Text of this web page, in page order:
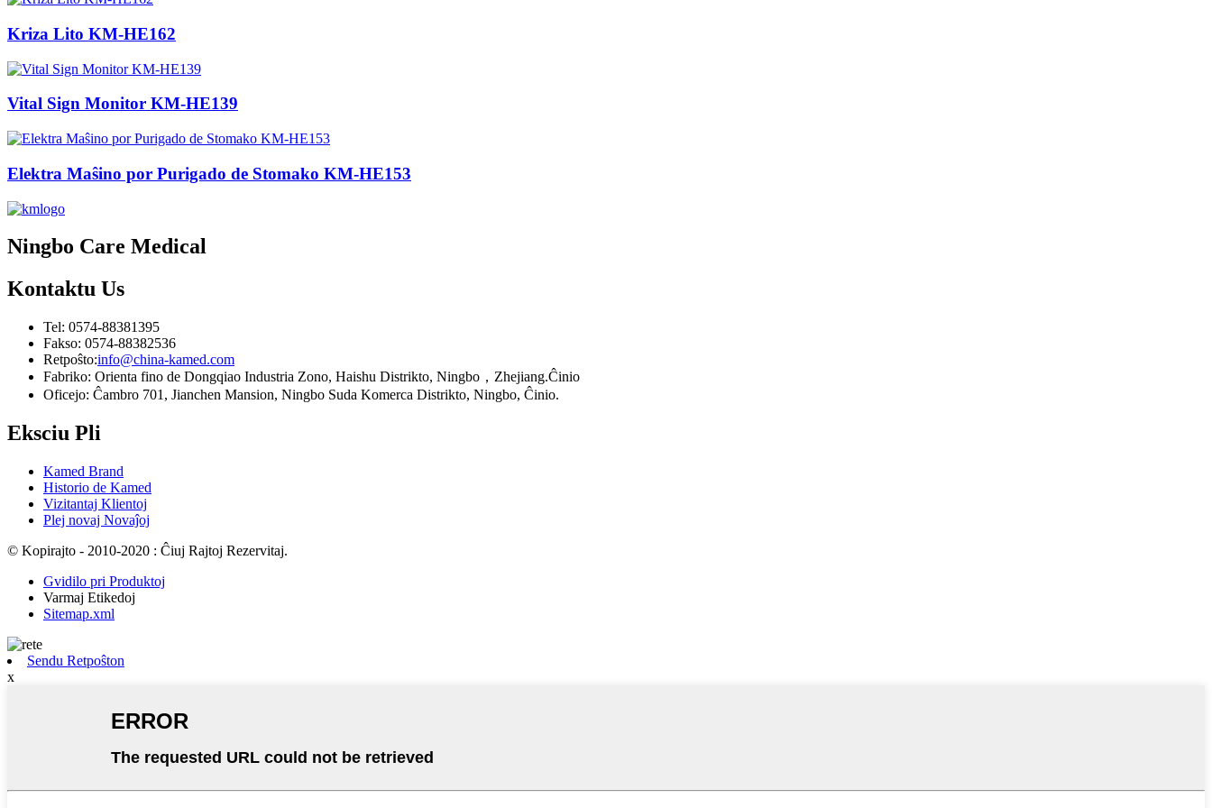
Kriza Lito KM-HE162
Vital Sign Monitor KM-HE139
Elektra Maŝino por Purigado de Stomako KM-HE153
Ningbo Care Medical
Kontaktu Us
Tel: 0574-88381395
Fakso: 0574-88382536
Retpoŝto:info@china-kamed.com
Fabriko: Orienta fino de Dongqiao Industria Zono, Haishu Distrikto, Ningbo，Zhejiang.Ĉinio
Oficejo: Ĉambro 701, Jianchen Mansion, Ningbo Suda Komerca Distrikto, Ningbo, Ĉinio.
Eksciu Pli
Kamed Brand
Historio de Kamed
Vizitantaj Klientoj
Plej novaj Novaĵoj
© Kopirajto - 2010-2020 : Ĉiuj Rajtoj Rezervitaj.
Gvidilo pri Produktoj
Varmaj Etikedoj
Sitemap.xml
Sendu Retpoŝton
x